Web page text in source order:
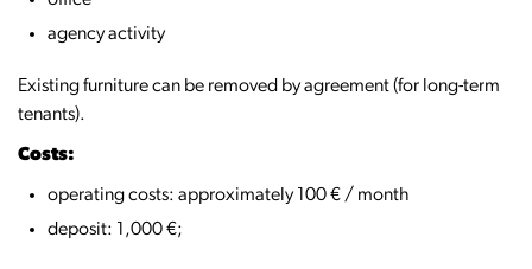
agency activity
Existing furniture can be removed by agreement (for long-term
tenants).
Costs:
operating costs: approximately 100 € / month
deposit: 1,000 €;